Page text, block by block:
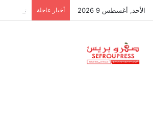
الأحد, أغسطس 9 2026 أخبار عاجلة تنسيقية